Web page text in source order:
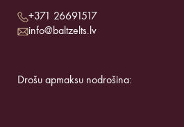
+371 26691517
info@baltzelts.lv
Drošu apmaksu nodrošina: